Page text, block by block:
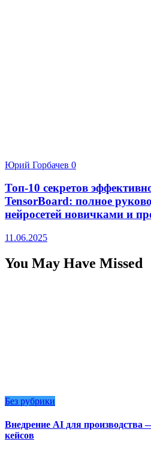
Юрий Горбачев 0
Топ-10 секретов
TensorBoard: полное
нейросетей новичками и
11.06.2025
You May Have Missed
Без рубрики
Внедрение AI для
кейсов